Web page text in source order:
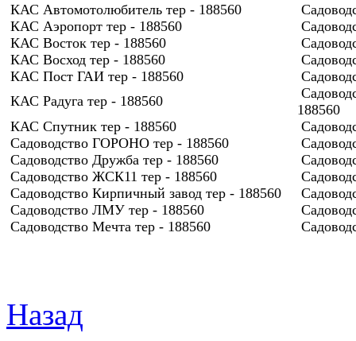
КАС Автомотолюбитель тер - 188560
КАС Аэропорт тер - 188560
КАС Восток тер - 188560
КАС Восход тер - 188560
КАС Пост ГАИ тер - 188560
КАС Радуга тер - 188560
188560
КАС Спутник тер - 188560
Садоводство ГОРОНО тер - 188560
Садоводство Дружба тер - 188560
Садоводство ЖСК11 тер - 188560
Садоводство Кирпичный завод тер - 188560
Садоводство ЛМУ тер - 188560
Садоводство Мечта тер - 188560
Назад